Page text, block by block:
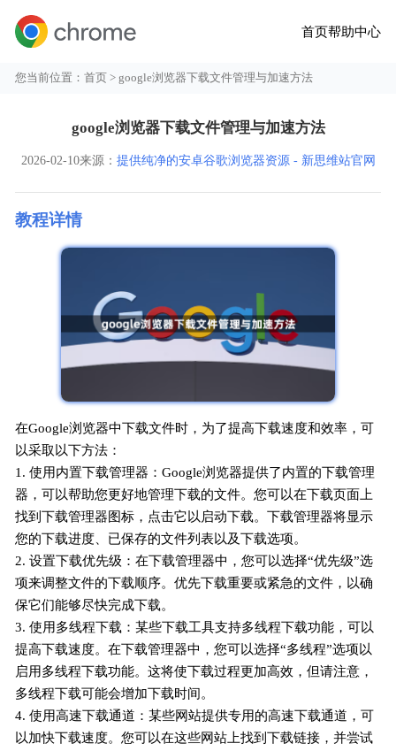
首页帮助中心
您当前位置：首页 > google浏览器下载文件管理与加速方法
google浏览器下载文件管理与加速方法
2026-02-10来源： 提供纯净的安卓谷歌浏览器资源 - 新思维站官网
教程详情
在Google浏览器中下载文件时，为了提高下载速度和效率，可
以采取以下方法：
1. 使用内置下载管理器：Google浏览器提供了内置的下载管理
器，可以帮助您更好地管理下载的文件。您可以在下载页面上
找到下载管理器图标，点击它以启动下载。下载管理器将显示
您的下载进度、已保存的文件列表以及下载选项。
2. 设置下载优先级：在下载管理器中，您可以选择“优先级”选
项来调整文件的下载顺序。优先下载重要或紧急的文件，以确
保它们能够尽快完成下载。
3. 使用多线程下载：某些下载工具支持多线程下载功能，可以
提高下载速度。在下载管理器中，您可以选择“多线程”选项以
启用多线程下载功能。这将使下载过程更加高效，但请注意，
多线程下载可能会增加下载时间。
4. 使用高速下载通道：某些网站提供专用的高速下载通道，可
以加快下载速度。您可以在这些网站上找到下载链接，并尝试